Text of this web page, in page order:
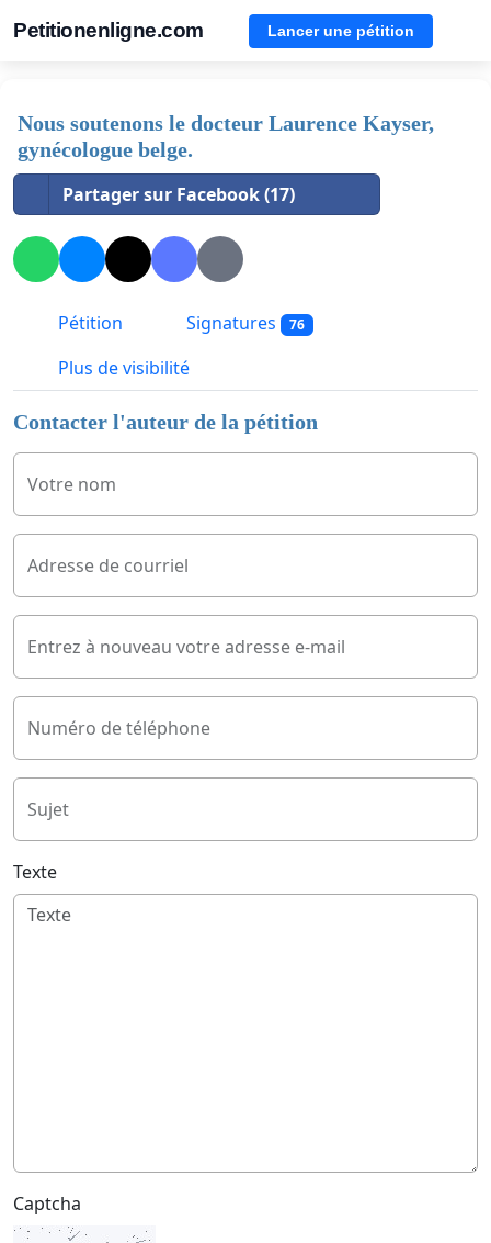
Petitionenligne.com Lancer une pétition
Nous soutenons le docteur Laurence Kayser,
gynécologue belge.
Partager sur Facebook (17)
Pétition Signatures 76
Plus de visibilité
Contacter l'auteur de la pétition
Votre nom
Adresse de courriel
Entrez à nouveau votre adresse e-mail
Numéro de téléphone
Sujet
Texte
Captcha